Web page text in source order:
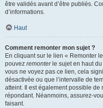
être validés avant d’être publiés.
d’informations.
Haut
Comment remonter mon sujet ?
En cliquant sur le lien « Remonter
pouvez remonterle sujet en haut du
vous ne voyez pas ce lien, cela
désactivée ou que l’intervalle de
atteint. Il est également possible
répondant. Néanmoins, assurez-
faisant.